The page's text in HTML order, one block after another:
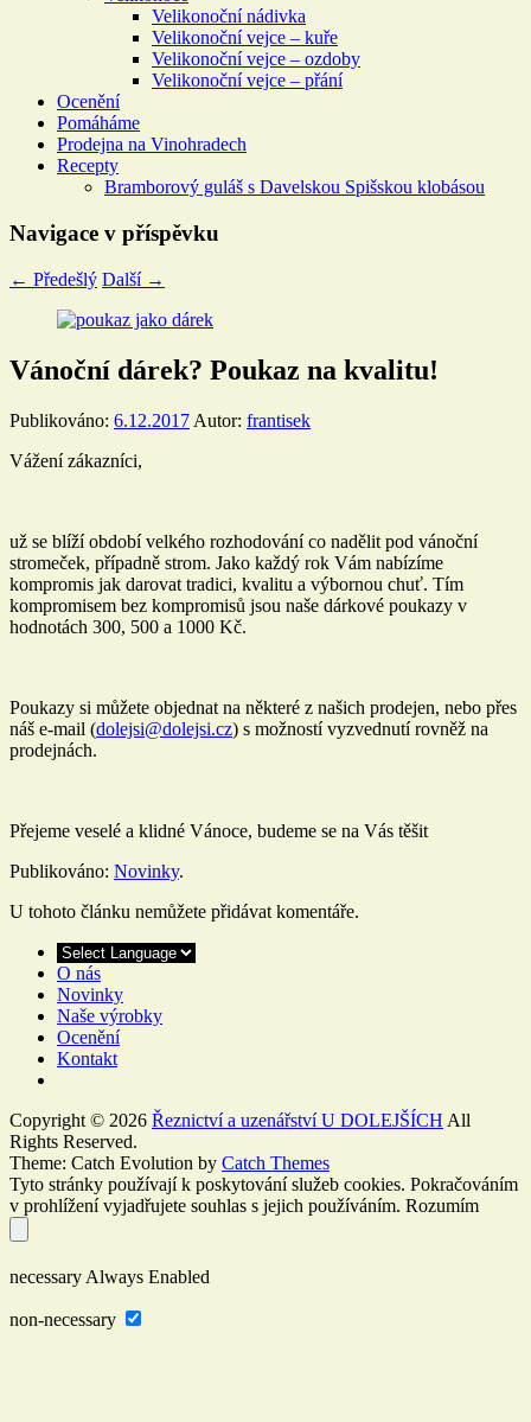
Velikonoční nádivka
Velikonoční vejce – kuře
Velikonoční vejce – ozdoby
Velikonoční vejce – přání
Ocenění
Pomáháme
Prodejna na Vinohradech
Recepty
Bramborový guláš s Davelskou Spišskou klobásou
Navigace v příspěvku
← Předešlý Další →
Vánoční dárek? Poukaz na kvalitu!
Publikováno: 6.12.2017 Autor: frantisek
Vážení zákazníci,
už se blíží období velkého rozhodování co nadělit pod vánoční
stromeček, případně strom. Jako každý rok Vám nabízíme
kompromis jak darovat tradici, kvalitu a výbornou chuť. Tím
kompromisem bez kompromisů jsou naše dárkové poukazy v
hodnotách 300, 500 a 1000 Kč.
Poukazy si můžete objednat na některé z našich prodejen, nebo přes
náš e-mail (dolejsi@dolejsi.cz) s možností vyzvednutí rovněž na
prodejnách.
Přejeme veselé a klidné Vánoce, budeme se na Vás těšit
Publikováno: Novinky.
U tohoto článku nemůžete přidávat komentáře.
O nás
Novinky
Naše výrobky
Ocenění
Kontakt
Copyright © 2026 Řeznictví a uzenářství U DOLEJŠÍCH All
Rights Reserved.
Theme: Catch Evolution by Catch Themes
Tyto stránky používají k poskytování služeb cookies. Pokračováním
v prohlížení vyjadřujete souhlas s jejich používáním. Rozumím
necessary Always Enabled
non-necessary